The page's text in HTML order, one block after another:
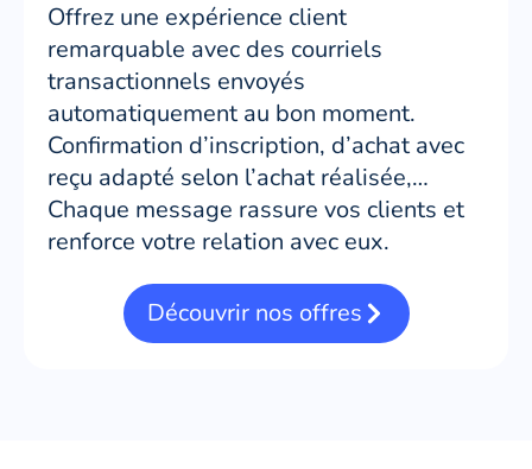
Offrez une expérience client
remarquable avec des courriels
transactionnels envoyés
automatiquement au bon moment.
Confirmation d’inscription, d’achat avec
reçu adapté selon l’achat réalisée,…
Chaque message rassure vos clients et
renforce votre relation avec eux.
Découvrir nos offres